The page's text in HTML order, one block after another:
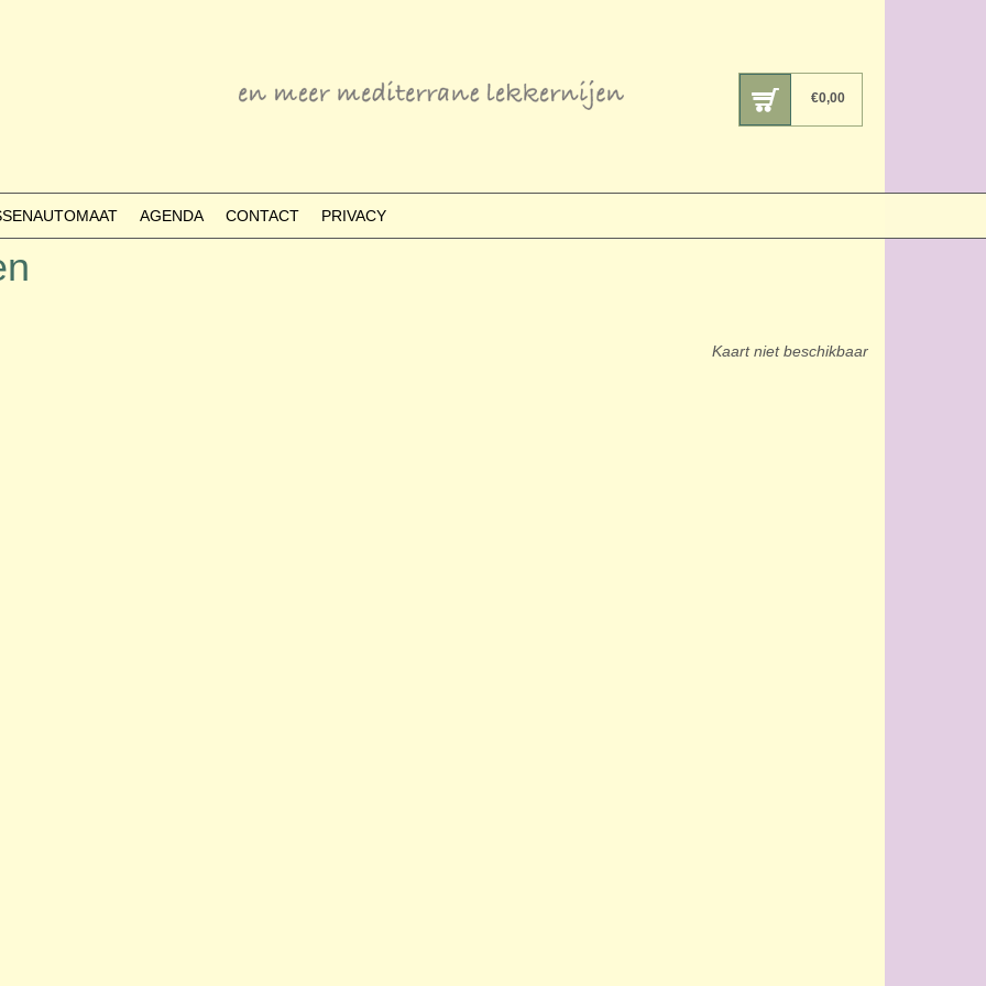
€0,00
AGENDA CONTACT PRIVACY
Kaart niet beschikbaar